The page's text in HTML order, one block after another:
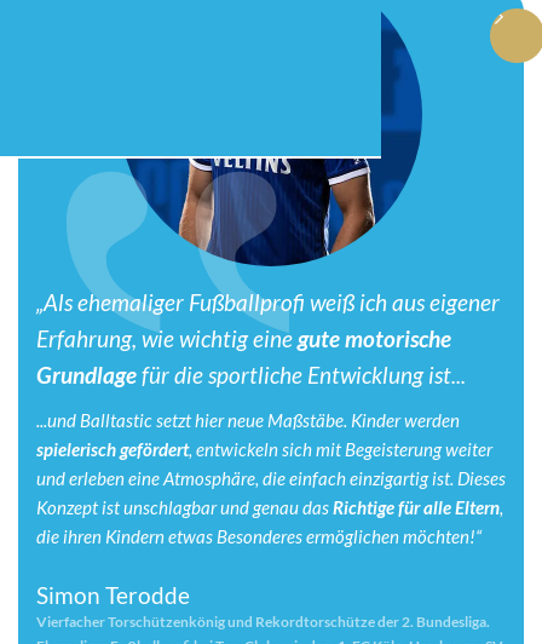
„Als ehemaliger Fußballprofi weiß ich aus eigener
Erfahrung, wie wichtig einegute motorische
Grundlagefür die sportliche Entwicklung ist...
...und Balltastic setzt hier neue Maßstäbe. Kinder werden
spielerisch gefördert, entwickeln sich mit Begeisterung weiter
und erleben eine Atmosphäre, die einfach einzigartig ist. Dieses
Konzept ist unschlagbar und genau dasRichtige für alle Eltern,
die ihren Kindern etwas Besonderes ermöglichen möchten!“
Simon Terodde
Vierfacher Torschützenkönig und Rekordtorschütze der 2. Bundesliga.
‟